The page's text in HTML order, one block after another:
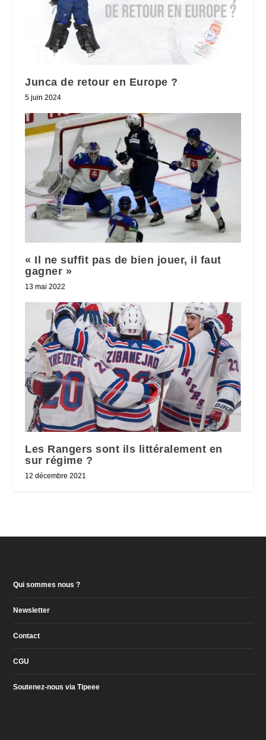
Junca de retour en Europe ?
5 juin 2024
« Il ne suffit pas de bien jouer, il faut
gagner »
13 mai 2022
Les Rangers sont ils littéralement en
sur régime ?
12 décembre 2021
Qui sommes nous ?
Newsletter
Contact
CGU
Soutenez-nous via Tipeee